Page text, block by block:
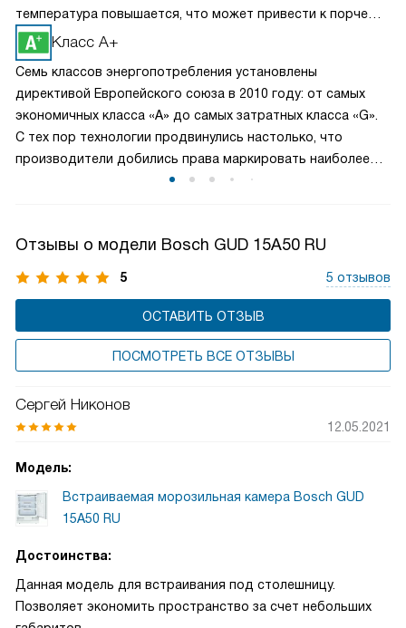
температура повышается, что может привести к порче
продуктов. Эта функция также помогает снизить расход
электроэнергии, предотвращая ненужные потери холода.
Звуковая индикация особенно полезна в семьях с детьми
или пожилыми людьми, где вероятность случайного
оставления двери открытой выше.
Класс A+
Семь классов энергопотребления установлены
директивой Европейского союза в 2010 году: от самых
экономичных класса «А» до самых затратных класса «G».
С тех пор технологии продвинулись настолько, что
производители добились права маркировать наиболее
энергоэффективные агрегаты метками с плюсами, т. е.
Отзывы о модели Bosch GUD 15A50 RU
5 5 отзывов
ОСТАВИТЬ ОТЗЫВ
ПОСМОТРЕТЬ ВСЕ ОТЗЫВЫ
Сергей Никонов
12.05.2021
Модель:
Встраиваемая морозильная камера Bosch GUD
15A50 RU
Достоинства:
Данная модель для встраивания под столешницу.
Позволяет экономить пространство за счет небольших